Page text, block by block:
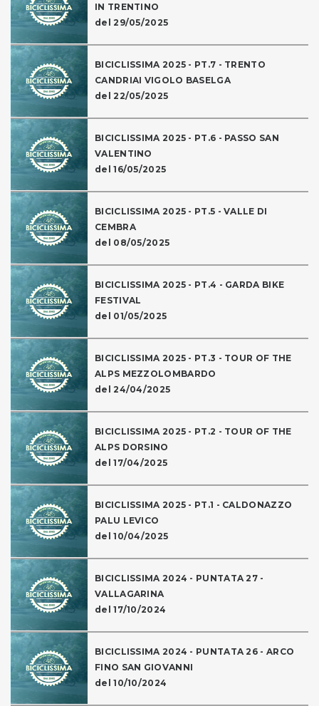
IN TRENTINO
del 29/05/2025
BICICLISSIMA 2025 - PT.7 - TRENTO
CANDRIAI VIGOLO BASELGA
del 22/05/2025
BICICLISSIMA 2025 - PT.6 - PASSO SAN
VALENTINO
del 16/05/2025
BICICLISSIMA 2025 - PT.5 - VALLE DI
CEMBRA
del 08/05/2025
BICICLISSIMA 2025 - PT.4 - GARDA BIKE
FESTIVAL
del 01/05/2025
BICICLISSIMA 2025 - PT.3 - TOUR OF THE
ALPS MEZZOLOMBARDO
del 24/04/2025
BICICLISSIMA 2025 - PT.2 - TOUR OF THE
ALPS DORSINO
del 17/04/2025
BICICLISSIMA 2025 - PT.1 - CALDONAZZO
PALU LEVICO
del 10/04/2025
BICICLISSIMA 2024 - PUNTATA 27 -
VALLAGARINA
del 17/10/2024
BICICLISSIMA 2024 - PUNTATA 26 - ARCO
FINO SAN GIOVANNI
del 10/10/2024